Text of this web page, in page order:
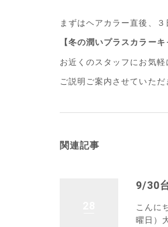
まずはヘアカラー直後、
【冬の潤いプラスカラーキ
お近くのスタッフにお気軽
ご説明ご案内させていただ
関連記事
9/30
こんに
曜日）